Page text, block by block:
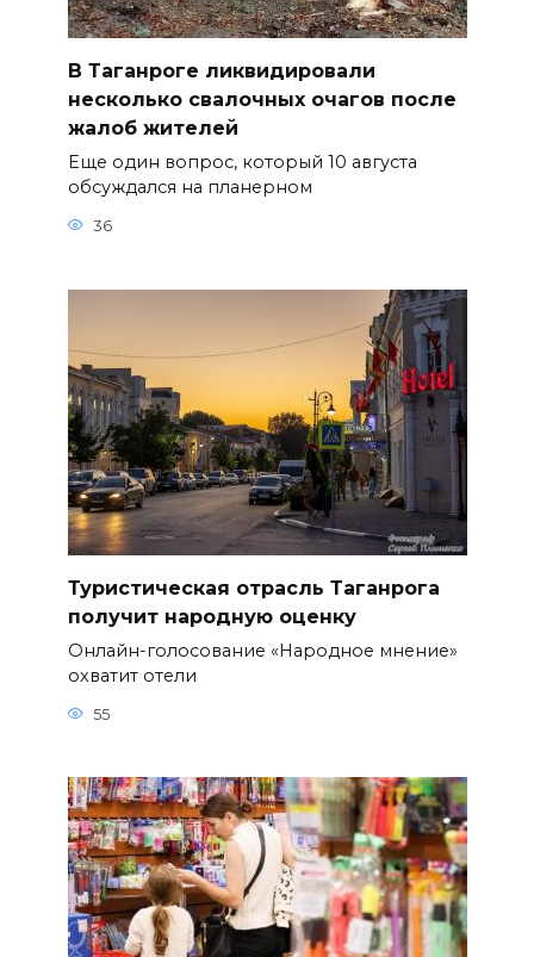
В Таганроге ликвидировали
несколько свалочных очагов после
жалоб жителей
Еще один вопрос, который 10 августа
обсуждался на планерном
36
Туристическая отрасль Таганрога
получит народную оценку
Онлайн-голосование «Народное мнение»
охватит отели
55